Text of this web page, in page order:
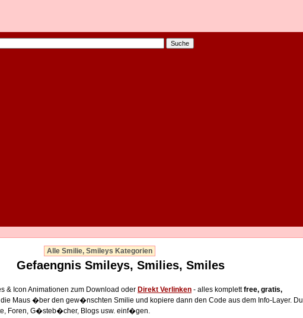
Alle Smilie, Smileys Kategorien
Gefaengnis Smileys, Smilies, Smiles
& Icon Animationen zum Download oder Direkt Verlinken - alles komplettfree, gratis,
Maus �ber den gew�nschten Smilie und kopiere dann den Code aus dem Info-Layer. Du
Foren, G�steb�cher, Blogs usw. einf�gen.